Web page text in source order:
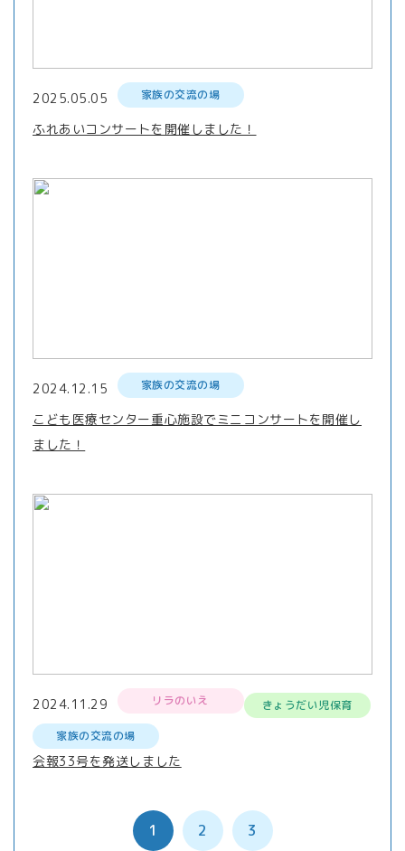
2025.05.05 家族の交流の場
ふれあいコンサートを開催しました！
2024.12.15 家族の交流の場
こども医療センター重心施設でミニコンサートを開催し
ました！
2024.11.29 リラのいえ
きょうだい児保育
家族の交流の場
会報33号を発送しました
1 2 3